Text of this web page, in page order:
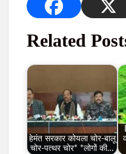
Related
हेमंत सरकार कोयला चोर-बालू
चोर-पत्थर चोर* *लोगों की…